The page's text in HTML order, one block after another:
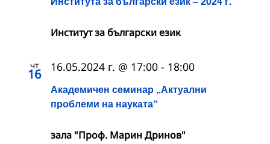
Институт за български език
чт
16
Академичен семинар „Актуални
проблеми на науката“
16.05.2024 г. @ 17:00 - 18:00
зала "Проф. Марин Дринов"